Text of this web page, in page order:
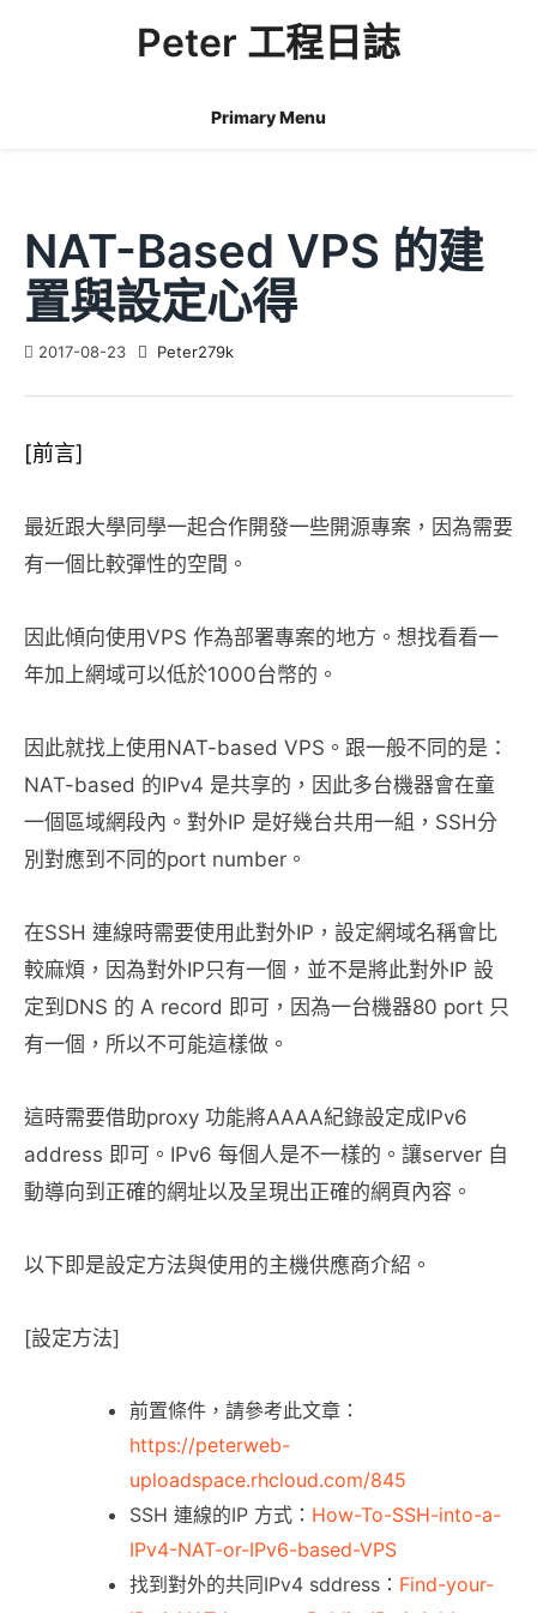
Peter 工程日誌
Primary Menu
NAT-Based VPS 的建
置與設定心得
2017-08-23 Peter279k
[前言]
最近跟大學同學一起合作開發一些開源專案，因為需要
有一個比較彈性的空間。
因此傾向使用VPS 作為部署專案的地方。想找看看一
年加上網域可以低於1000台幣的。
因此就找上使用NAT-based VPS。跟一般不同的是：
NAT-based 的IPv4 是共享的，因此多台機器會在童
一個區域網段內。對外IP 是好幾台共用一組，SSH分
別對應到不同的port number。
在SSH 連線時需要使用此對外IP，設定網域名稱會比
較麻煩，因為對外IP只有一個，並不是將此對外IP 設
定到DNS 的 A record 即可，因為一台機器80 port 只
有一個，所以不可能這樣做。
這時需要借助proxy 功能將AAAA紀錄設定成IPv6
address 即可。IPv6 每個人是不一樣的。讓server 自
動導向到正確的網址以及呈現出正確的網頁內容。
以下即是設定方法與使用的主機供應商介紹。
[設定方法]
前置條件，請參考此文章：
https://peterweb-
uploadspace.rhcloud.com/845
SSH 連線的IP 方式： How-To-SSH-into-a-
IPv4-NAT-or-IPv6-based-VPS
找到對外的共同IPv4 sddress： Find-your-